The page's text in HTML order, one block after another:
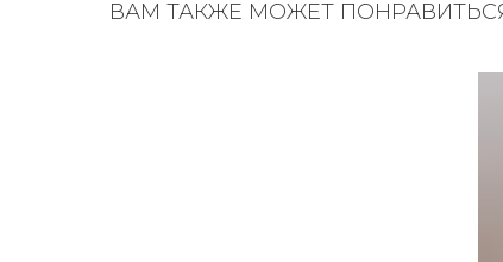
ВАМ ТАКЖЕ МОЖЕТ